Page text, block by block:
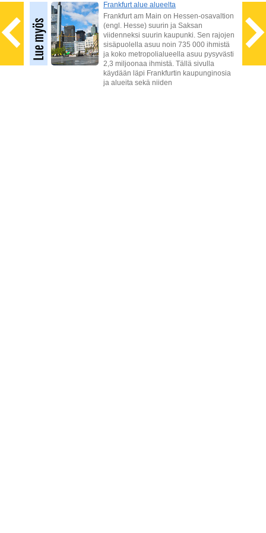
Frankfurt alue alueelta
Frankfurt am Main on Hessen-osavaltion
(engl. Hesse) suurin ja Saksan
viidenneksi suurin kaupunki. Sen rajojen
sisäpuolella asuu noin 735 000 ihmistä
ja koko metropolialueella asuu pysyvästi
2,3 miljoonaa ihmistä. Tällä sivulla
käydään läpi Frankfurtin kaupunginosia
ja alueita sekä niiden